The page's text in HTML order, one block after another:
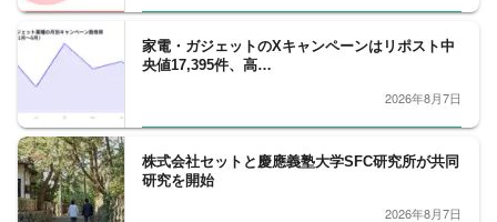
家電・ガジェットのXキャンペーンはリポスト中
央値17,395件、高…
2026年8月7日
株式会社セットと慶應義塾大学SFC研究所が共同
研究を開始
2026年8月7日